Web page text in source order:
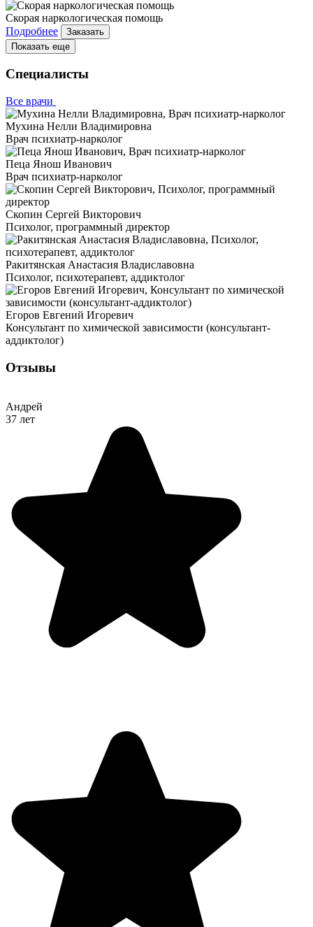
Скорая наркологическая помощь
Подробнее
Заказать
Показать еще
Специалисты
Все врачи
Мухина Нелли Владимировна
Врач психиатр-нарколог
Пеца Янош Иванович
Врач психиатр-нарколог
Скопин Сергей Викторович
Психолог, программный директор
Ракитянская Анастасия Владиславовна
Психолог, психотерапевт, аддиктолог
Егоров Евгений Игоревич
Консультант по химической зависимости (консультант-
аддиктолог)
Отзывы
Андрей
37 лет